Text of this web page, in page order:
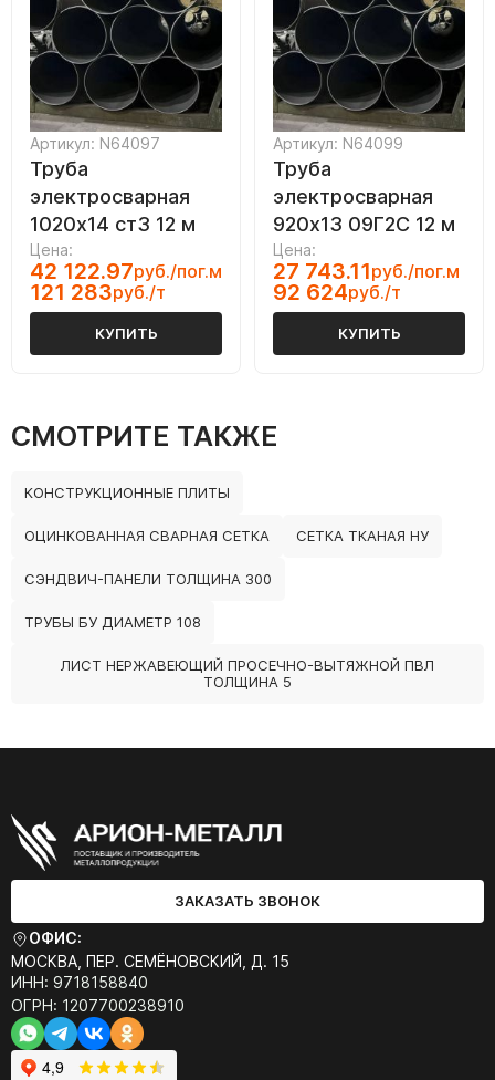
Артикул: N64097
Труба
электросварная
1020х14 ст3 12 м
Цена:
42 122.97руб./пог.м
121 283руб./т
КУПИТЬ
Артикул: N64099
Труба
электросварная
920х13 09Г2С 12 м
Цена:
27 743.11руб./пог.м
92 624руб./т
КУПИТЬ
СМОТРИТЕ ТАКЖЕ
КОНСТРУКЦИОННЫЕ ПЛИТЫ
ОЦИНКОВАННАЯ СВАРНАЯ СЕТКА СЕТКА ТКАНАЯ НУ
СЭНДВИЧ-ПАНЕЛИ ТОЛЩИНА 300
ТРУБЫ БУ ДИАМЕТР 108
ЛИСТ НЕРЖАВЕЮЩИЙ ПРОСЕЧНО-ВЫТЯЖНОЙ ПВЛ
ТОЛЩИНА 5
ЗАКАЗАТЬ ЗВОНОК
ОФИС:
МОСКВА, ПЕР. СЕМЁНОВСКИЙ, Д. 15
ИНН: 9718158840
ОГРН: 1207700238910